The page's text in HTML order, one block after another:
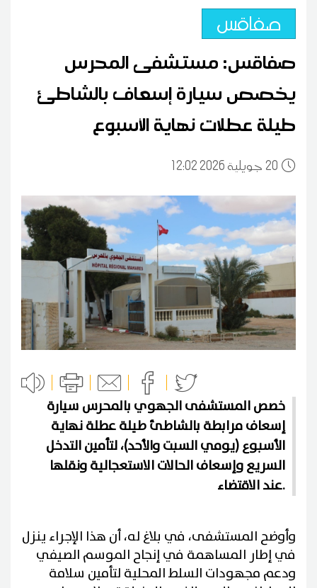
صفاقس
صفاقس: مستشفى المحرس
يخصص سيارة إسعاف بالشاطئ
طيلة عطلات نهاية الأسبوع
20 12:02 2026 جويلية
خصص المستشفى الجهوي بالمحرس سيارة
إسعاف مرابطة بالشاطئ طيلة عطلة نهاية
الأسبوع (يومي السبت والأحد)، لتأمين التدخل
السريع وإسعاف الحالات الاستعجالية ونقلها
عند الاقتضاء.
وأوضح المستشفى، في بلاغ له، أن هذا الإجراء ينزل
في إطار المساهمة في إنجاح الموسم الصيفي
ودعم مجهودات السلط المحلية لتأمين سلامة